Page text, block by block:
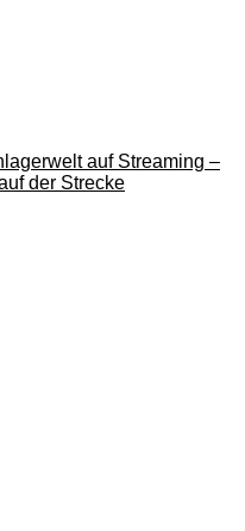
auf Streaming –
der Strecke